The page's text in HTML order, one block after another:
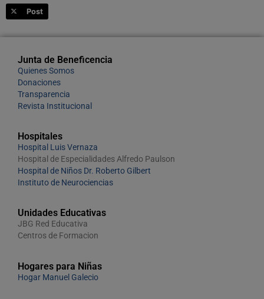
Post
Junta de Beneficencia
Quienes Somos
Donaciones
Transparencia
Revista Institucional
Hospitales
Hospital Luis Vernaza
Hospital de Especialidades Alfredo Paulson
Hospital de Niños Dr. Roberto Gilbert
Instituto de Neurociencias
Unidades Educativas
JBG Red Educativa
Centros de Formacion
Hogares para Niñas
Hogar Manuel Galecio